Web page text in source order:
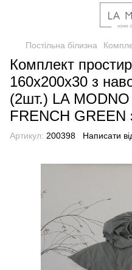
Постільна білизна
Комплект
160х200х30 з
(2шт.) LA
FRENCH GREEN
Артикул: 200398 Написати